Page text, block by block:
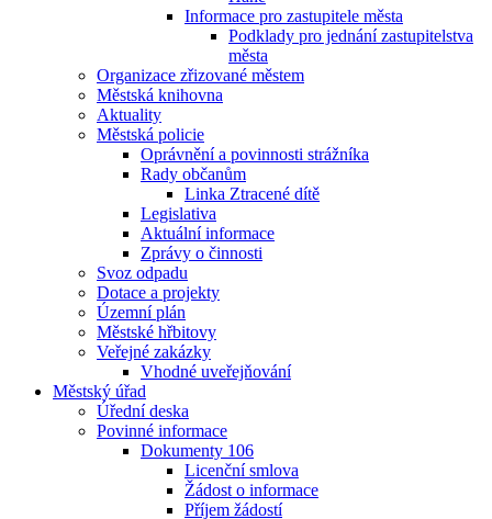
Informace pro zastupitele města
Podklady pro jednání zastupitelstva
města
Organizace zřizované městem
Městská knihovna
Aktuality
Městská policie
Oprávnění a povinnosti strážníka
Rady občanům
Linka Ztracené dítě
Legislativa
Aktuální informace
Zprávy o činnosti
Svoz odpadu
Dotace a projekty
Územní plán
Městské hřbitovy
Veřejné zakázky
Vhodné uveřejňování
Městský úřad
Úřední deska
Povinné informace
Dokumenty 106
Licenční smlova
Žádost o informace
Příjem žádostí